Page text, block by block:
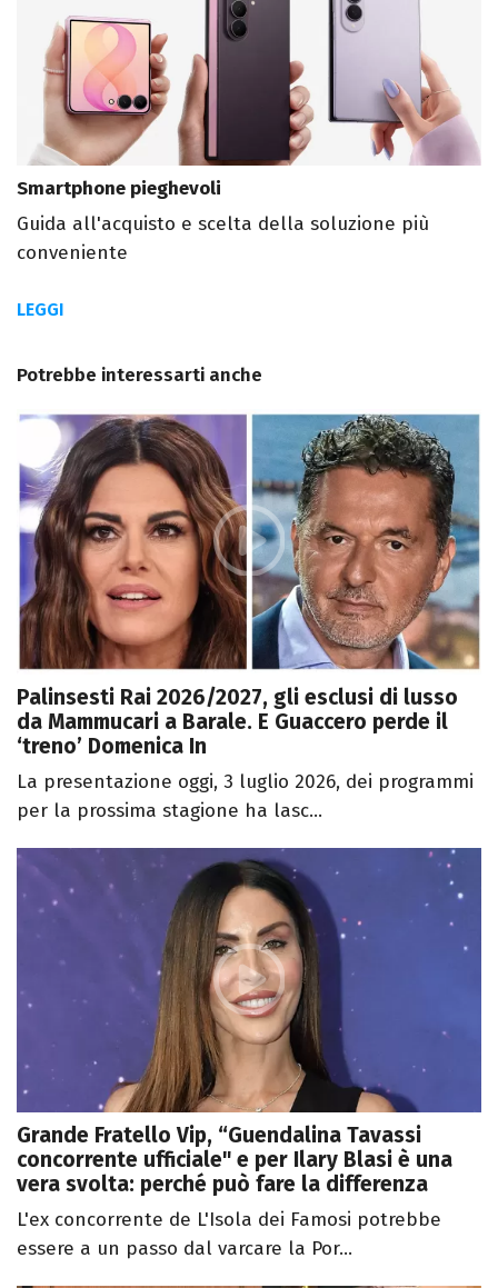
Smartphone pieghevoli
Guida all'acquisto e scelta della soluzione più
conveniente
LEGGI
Potrebbe interessarti anche
Palinsesti Rai 2026/2027, gli esclusi di lusso
da Mammucari a Barale. E Guaccero perde il
‘treno’ Domenica In
La presentazione oggi, 3 luglio 2026, dei programmi
per la prossima stagione ha lasc...
Grande Fratello Vip, “Guendalina Tavassi
concorrente ufficiale" e per Ilary Blasi è una
vera svolta: perché può fare la differenza
L'ex concorrente de L'Isola dei Famosi potrebbe
essere a un passo dal varcare la Por...